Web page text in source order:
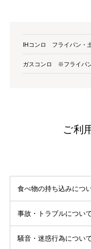
IHコンロ フライパン
ガスコンロ ※フライパ
ご利
食べ物の持ち込みにつ
事故・トラブルについ
騒音・迷惑行為につい